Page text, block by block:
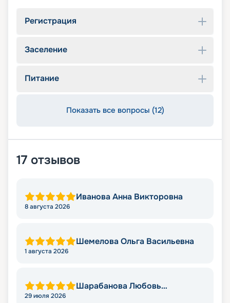
Регистрация
Заселение
Питание
Показать все вопросы (12)
17 отзывов
Иванова Анна Викторовна
8 августа 2026
Шемелова Ольга Васильевна
1 августа 2026
Шарабанова Любовь
29 июля 2026